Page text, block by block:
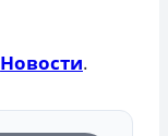
Новости.